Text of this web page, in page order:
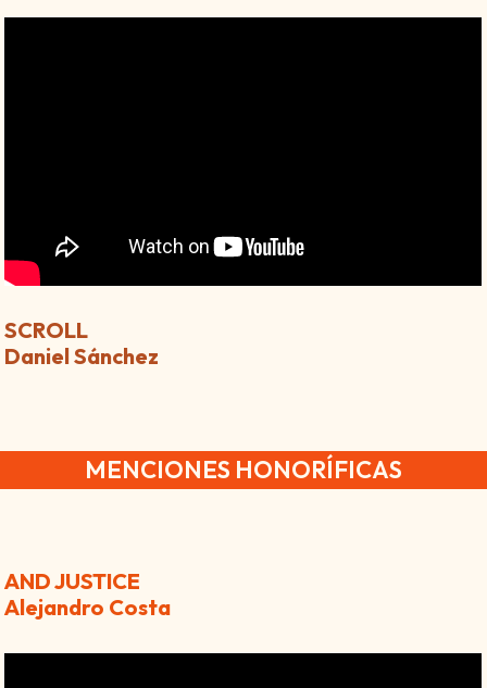
SCROLL
Daniel Sánchez
MENCIONES HONORÍFICAS
AND JUSTICE
Alejandro Costa